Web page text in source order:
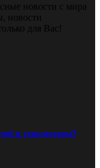
новости с мира
новости
для Вас!
и техосмотром?